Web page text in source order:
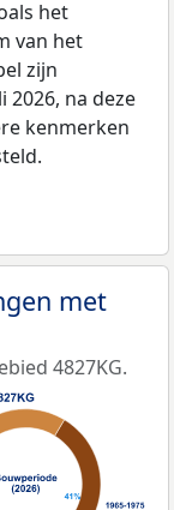
het
van het
zijn
2026, na deze
kenmerken
met
4827KG.